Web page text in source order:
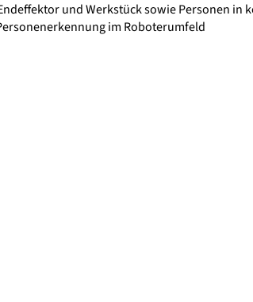
und Werkstück sowie Personen
im Roboterumfeld